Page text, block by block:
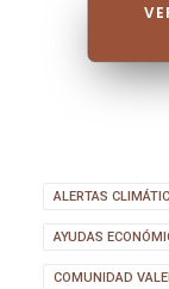
ALERTAS
AYUDAS
COMUNIDAD